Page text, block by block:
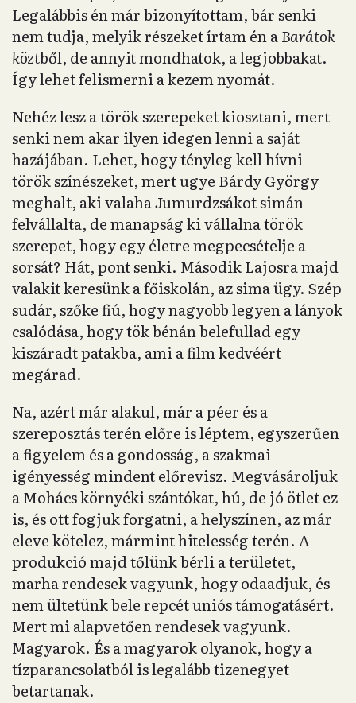
Legalábbis én már bizonyítottam, bár senki
nem tudja, melyik részeket írtam én aBarátok
köztből, de annyit mondhatok, a legjobbakat.
Így lehet felismerni a kezem nyomát.
Nehéz lesz a török szerepeket kiosztani, mert
senki nem akar ilyen idegen lenni a saját
hazájában. Lehet, hogy tényleg kell hívni
török színészeket, mert ugye Bárdy György
meghalt, aki valaha Jumurdzsákot simán
felvállalta, de manapság ki vállalna török
szerepet, hogy egy életre megpecsételje a
sorsát? Hát, pont senki. Második Lajosra majd
valakit keresünk a főiskolán, az sima ügy. Szép
sudár, szőke fiú, hogy nagyobb legyen a lányok
csalódása, hogy tök bénán belefullad egy
kiszáradt patakba, ami a film kedvéért
megárad.
Na, azért már alakul, már a péer és a
szereposztás terén előre is léptem, egyszerűen
a figyelem és a gondosság, a szakmai
igényesség mindent előrevisz. Megvásároljuk
a Mohács környéki szántókat, hú, de jó ötlet ez
is, és ott fogjuk forgatni, a helyszínen, az már
eleve kötelez, mármint hitelesség terén. A
produkció majd tőlünk bérli a területet,
marha rendesek vagyunk, hogy odaadjuk, és
nem ültetünk bele repcét uniós támogatásért.
Mert mi alapvetően rendesek vagyunk.
Magyarok. És a magyarok olyanok, hogy a
tízparancsolatból is legalább tizenegyet
betartanak.